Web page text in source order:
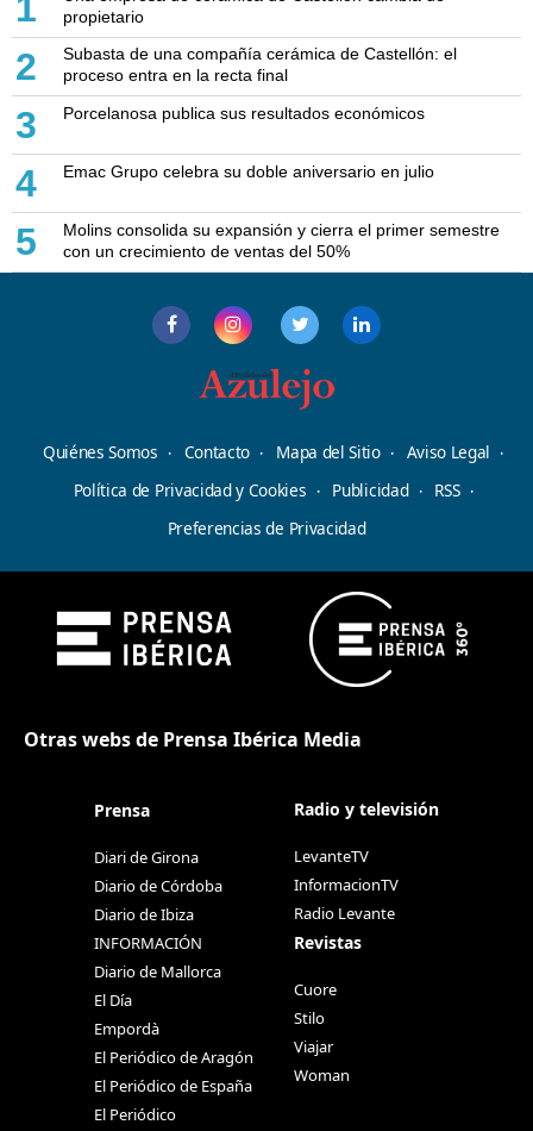
propietario
2
Subasta de una compañía cerámica de Castellón: el
proceso entra en la recta final
3 Porcelanosa publica sus resultados económicos
4 Emac Grupo celebra su doble aniversario en julio
5
Molins consolida su expansión y cierra el primer semestre
con un crecimiento de ventas del 50%
Quiénes Somos Contacto Mapa del Sitio
Aviso Legal
Política de Privacidad y Cookies
Publicidad
RSS
Preferencias de Privacidad
Otras webs de Prensa Ibérica Media
Prensa
Diari de Girona
Diario de Córdoba
Diario de Ibiza
INFORMACIÓN
Diario de Mallorca
El Día
Empordà
El Periódico de Aragón
El Periódico de España
El Periódico
Radio y televisión
LevanteTV
InformacionTV
Radio Levante
Revistas
Cuore
Stilo
Viajar
Woman